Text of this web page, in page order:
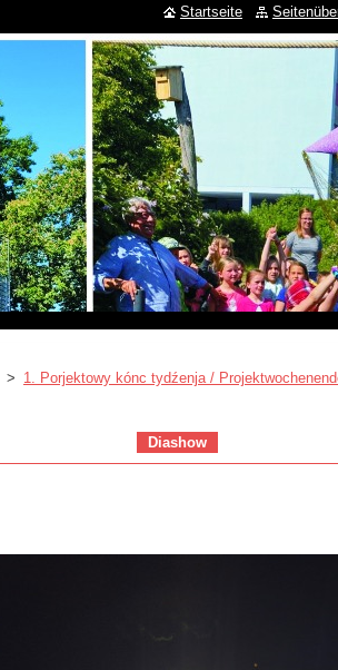
> 1. Porjektowy kónc tydźenja /
Diashow
Startseite